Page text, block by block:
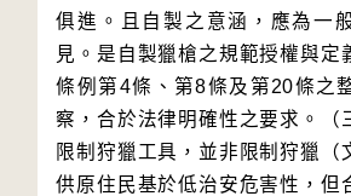
俱進。且自製之意涵，應為一
見。是自製獵槍之規範授權與定
條例第4條、第8條及第20條之
察，合於法律明確性之要求。（
限制狩獵工具，並非限制狩獵（
供原住民基於低治安危害性，但